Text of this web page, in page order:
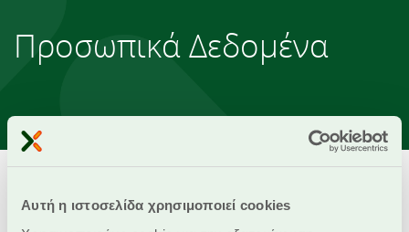
Αυτή η ιστοσελίδα χρησιμοποιεί cookies
Προσωπικά Δεδομένα
Δείτεεδώ
την Δήλωση Προστασίας Δεδομένων